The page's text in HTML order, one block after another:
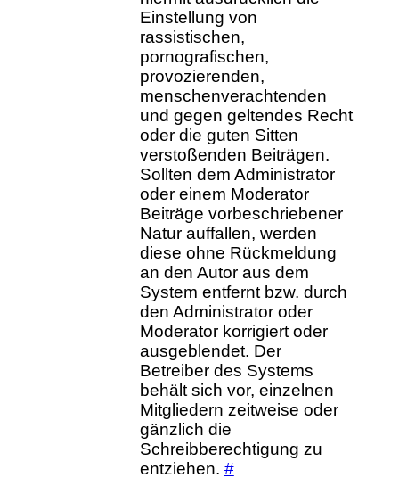
Einstellung von
rassistischen,
pornografischen,
provozierenden,
menschenverachtenden
und gegen geltendes Recht
oder die guten Sitten
verstoßenden Beiträgen.
Sollten dem Administrator
oder einem Moderator
Beiträge vorbeschriebener
Natur auffallen, werden
diese ohne Rückmeldung
an den Autor aus dem
System entfernt bzw. durch
den Administrator oder
Moderator korrigiert oder
ausgeblendet. Der
Betreiber des Systems
behält sich vor, einzelnen
Mitgliedern zeitweise oder
gänzlich die
Schreibberechtigung zu
entziehen. #